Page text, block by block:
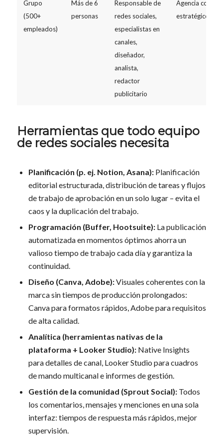
Grupo
(500+
empleados)
Más de 6
personas
Responsable de
redes sociales,
especialistas en
canales,
diseñador,
analista,
redactor
publicitario
Agencia como
estratégico
Herramientas que todo equipo
de redes sociales necesita
Planificación (p. ej. Notion, Asana):Planificación
editorial estructurada, distribución de tareas y flujos
de trabajo de aprobación en un solo lugar – evita el
caos y la duplicación del trabajo.
Programación (Buffer, Hootsuite):La publicación
automatizada en momentos óptimos ahorra un
valioso tiempo de trabajo cada día y garantiza la
continuidad.
Diseño (Canva, Adobe):Visuales coherentes con la
marca sin tiempos de producción prolongados:
Canva para formatos rápidos, Adobe para requisitos
de alta calidad.
Analítica (herramientas nativas de la
plataforma + Looker Studio):Native Insights
para detalles de canal, Looker Studio para cuadros
de mando multicanal e informes de gestión.
Gestión de la comunidad (Sprout Social):Todos
los comentarios, mensajes y menciones en una sola
interfaz: tiempos de respuesta más rápidos, mejor
supervisión.